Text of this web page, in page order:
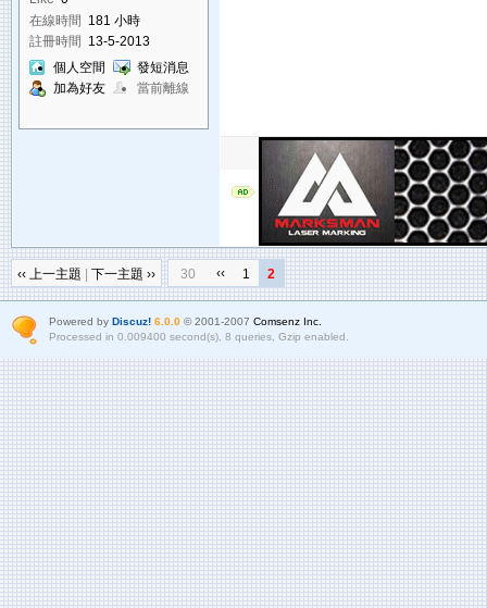
在線時間 181 小時
註冊時間 13-5-2013
個人空間
發短消息
加為好友
當前離線
‹‹ 上一主題 下一主題 ›› 30 ‹‹ 1 2
Powered by Discuz! 6.0.0© 2001-2007 Comsenz Inc.
Processed in 0.009400 second(s), 8 queries, Gzip enabled.